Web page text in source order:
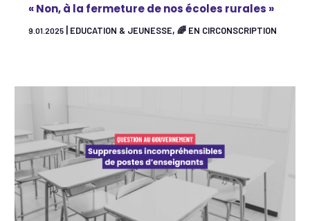
« Non, à la fermeture de nos écoles rurales »
9.01.2025 EDUCATION & JEUNESSE,🌈 EN CIRCONSCRIPTION